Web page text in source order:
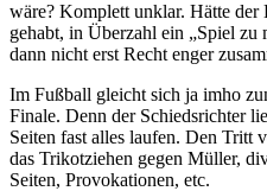
wäre? Komplett unklar. Hätte
gehabt, in Überzahl ein „Spiel zu
dann nicht erst Recht enger
Im Fußball gleicht sich ja imho
Finale. Denn der Schiedsrichter
Seiten fast alles laufen. Den Tritt
das Trikotziehen gegen Müller,
Seiten, Provokationen, etc.